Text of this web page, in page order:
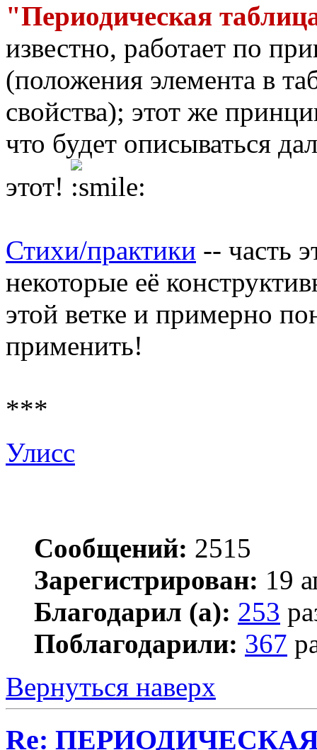
"Периодическая
известно, работает по
(положения элемента в
свойства); этот же
что будет описываться
этот!
Стихи/практики -- часть
некоторые её
этой ветке и примерно
применить!
***
Улисс
Сообщений: 2515
Зарегистрирован: 19
Благодарил (а): 253
Поблагодарили: 367
Вернуться наверх
Re: